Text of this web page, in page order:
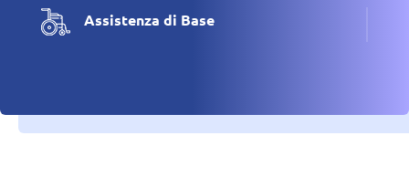
Assistenza di Base